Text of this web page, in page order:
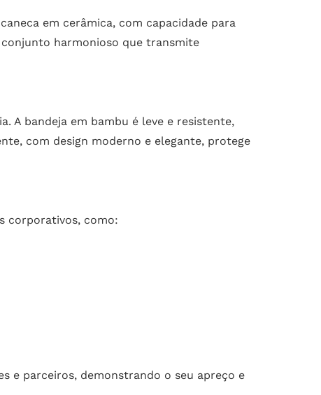
em cerâmica, com capacidade para
harmonioso que transmite
A bandeja em bambu é leve e resistente,
com design moderno e elegante, protege
corporativos, como:
e parceiros, demonstrando o seu apreço e